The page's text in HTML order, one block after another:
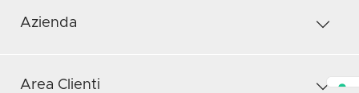
Azienda
Area Clienti